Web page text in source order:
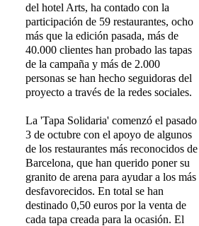
del hotel Arts, ha contado con la
participación de 59 restaurantes, ocho
más que la edición pasada, más de
40.000 clientes han probado las tapas
de la campaña y más de 2.000
personas se han hecho seguidoras del
proyecto a través de la redes sociales.
La 'Tapa Solidaria' comenzó el pasado
3 de octubre con el apoyo de algunos
de los restaurantes más reconocidos de
Barcelona, que han querido poner su
granito de arena para ayudar a los más
desfavorecidos. En total se han
destinado 0,50 euros por la venta de
cada tapa creada para la ocasión. El